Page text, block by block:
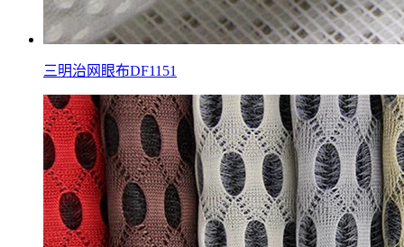
三明治网眼布DF1151